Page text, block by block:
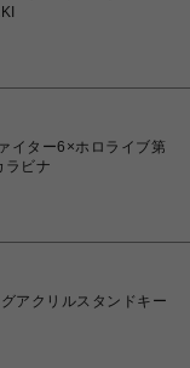
イター6×ホロライブ第
ラビナ
アクリルスタンドキー